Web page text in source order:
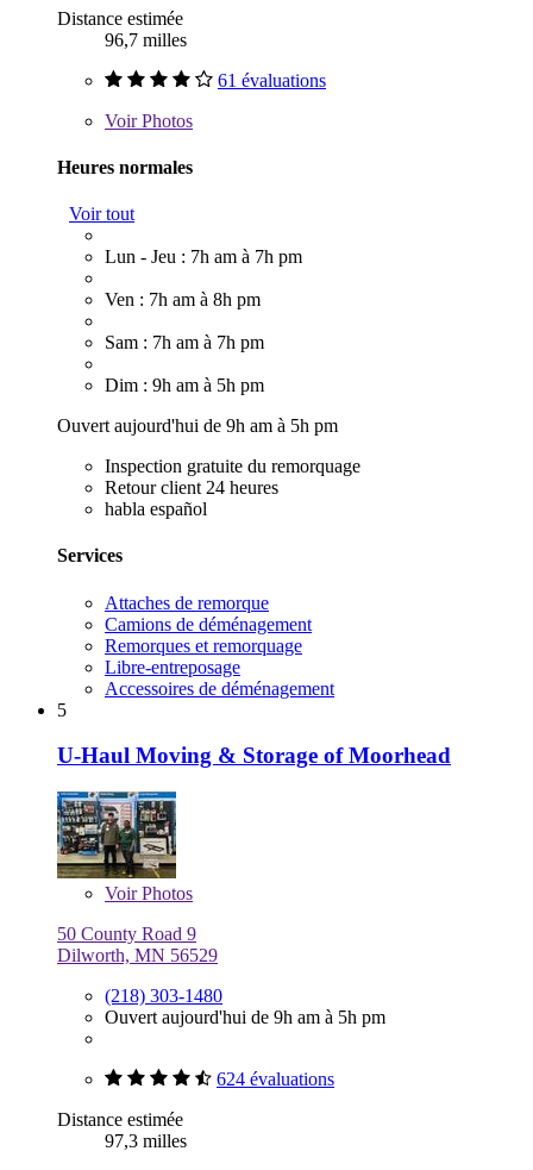
Distance estimée
96,7 milles
61 évaluations
VoirPhotos
Heures normales
Voir tout
Lun - Jeu : 7h am à 7h pm
Ven : 7h am à 8h pm
Sam : 7h am à 7h pm
Dim : 9h am à 5h pm
Ouvert aujourd'hui de 9h am à 5h pm
Inspection gratuite du remorquage
Retour client 24 heures
habla español
Services
Attaches de remorque
Camions de déménagement
Remorques et remorquage
Libre-entreposage
Accessoires de déménagement
5
U-Haul Moving & Storage of Moorhead
VoirPhotos
50 County Road 9
Dilworth, MN 56529
(218) 303-1480
Ouvert aujourd'hui de 9h am à 5h pm
624 évaluations
Distance estimée
97,3 milles